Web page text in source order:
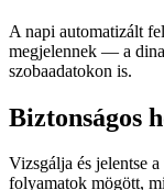
A napi automatizált
megjelennek — a
szobaadatokon is.
Biztonságos
Vizsgálja és jelentse
folyamatok mögött,